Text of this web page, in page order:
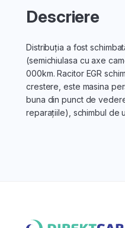
Descriere
Distribuția a fost
(semichiulasa cu axe
000km. Racitor EGR
crestere, este masina
buna din punct de
reparațiile), schimbul de